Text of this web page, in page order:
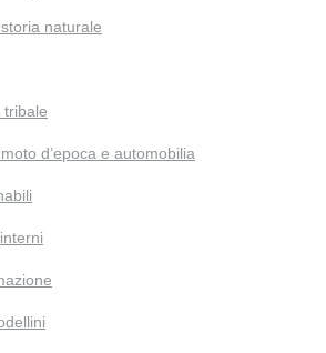
naturale
tribale
d’epoca e automobilia